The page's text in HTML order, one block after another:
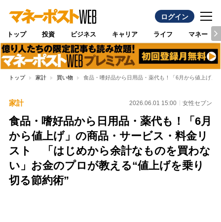
ログイン
トップ 投資 ビジネス キャリア ライフ マネー
トップ 家計 買い物 食品・嗜好品から日用品・薬代も！「6月から値上げ
家計 2026.06.01 15:00 女性セブン
食品・嗜好品から日用品・薬代も！「6月
から値上げ」の商品・サービス・料金リ
スト 「はじめから余計なものを買わな
い」お金のプロが教える“値上げを乗り
切る節約術”